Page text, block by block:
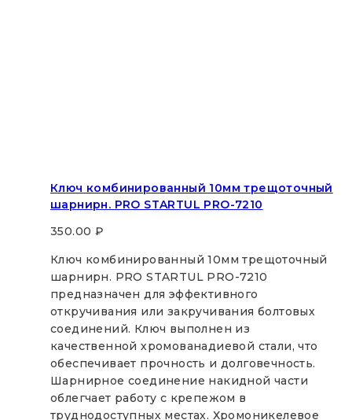
Ключ комбинированный 10мм трещоточный
шарнирн. PRO STARTUL PRO-7210
350.00 ₽
Ключ комбинированный 10мм трещоточный
шарнирн. PRO STARTUL PRO-7210
предназначен для эффективного
откручивания или закручивания болтовых
соединений. Ключ выполнен из
качественной хромованадиевой стали, что
обеспечивает прочность и долговечность.
Шарнирное соединение накидной части
облегчает работу с крепежом в
труднодоступных местах. Хромоникелевое